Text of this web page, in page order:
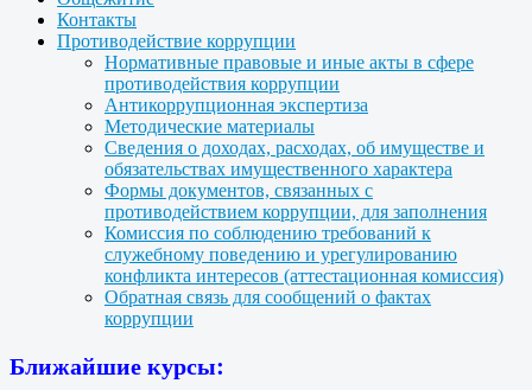
Контакты
Противодействие коррупции
Нормативные правовые и иные акты в сфере
противодействия коррупции
Антикоррупционная экспертиза
Методические материалы
Сведения о доходах, расходах, об имуществе и
обязательствах имущественного характера
Формы документов, связанных с
противодействием коррупции, для заполнения
Комиссия по соблюдению требований к
служебному поведению и урегулированию
конфликта интересов (аттестационная комиссия)
Обратная связь для сообщений о фактах
коррупции
Ближайшие курсы: